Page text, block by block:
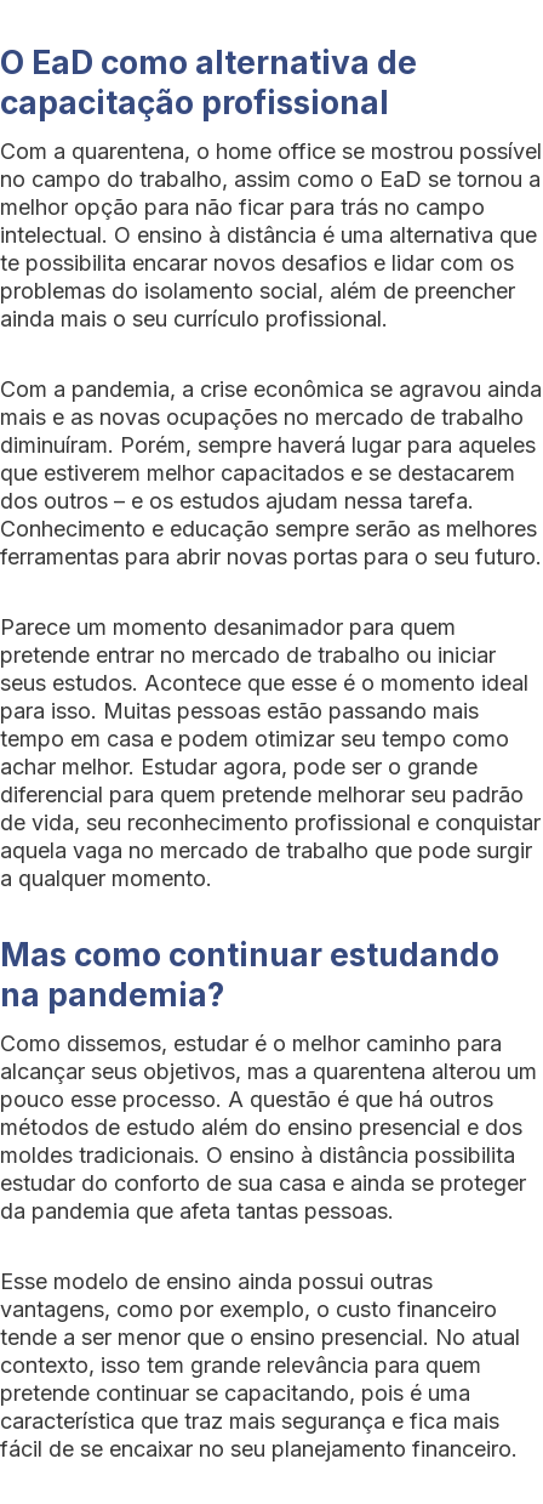
O EaD como alternativa de
capacitação profissional
Com a quarentena, o home office se mostrou possível
no campo do trabalho, assim como o EaD se tornou a
melhor opção para não ficar para trás no campo
intelectual. O ensino à distância é uma alternativa que
te possibilita encarar novos desafios e lidar com os
problemas do isolamento social, além de preencher
ainda mais o seu currículo profissional.
Com a pandemia, a crise econômica se agravou ainda
mais e as novas ocupações no mercado de trabalho
diminuíram. Porém, sempre haverá lugar para aqueles
que estiverem melhor capacitados e se destacarem
dos outros – e os estudos ajudam nessa tarefa.
Conhecimento e educação sempre serão as melhores
ferramentas para abrir novas portas para o seu futuro.
Parece um momento desanimador para quem
pretende entrar no mercado de trabalho ou iniciar
seus estudos. Acontece que esse é o momento ideal
para isso. Muitas pessoas estão passando mais
tempo em casa e podem otimizar seu tempo como
achar melhor. Estudar agora, pode ser o grande
diferencial para quem pretende melhorar seu padrão
de vida, seu reconhecimento profissional e conquistar
aquela vaga no mercado de trabalho que pode surgir
a qualquer momento.
Mas como continuar estudando
na pandemia?
Como dissemos, estudar é o melhor caminho para
alcançar seus objetivos, mas a quarentena alterou um
pouco esse processo. A questão é que há outros
métodos de estudo além do ensino presencial e dos
moldes tradicionais. O ensino à distância possibilita
estudar do conforto de sua casa e ainda se proteger
da pandemia que afeta tantas pessoas.
Esse modelo de ensino ainda possui outras
vantagens, como por exemplo, o custo financeiro
tende a ser menor que o ensino presencial. No atual
contexto, isso tem grande relevância para quem
pretende continuar se capacitando, pois é uma
característica que traz mais segurança e fica mais
fácil de se encaixar no seu planejamento financeiro.